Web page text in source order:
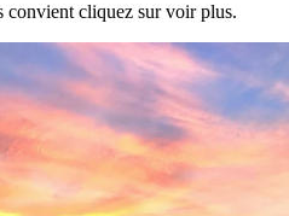
convient cliquez sur voir plus.